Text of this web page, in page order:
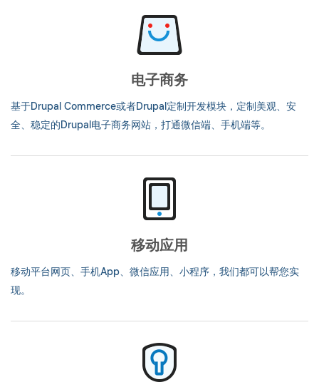
电子商务
基于Drupal Commerce或者Drupal定制开发模块，定制美观、安
全、稳定的Drupal电子商务网站，打通微信端、手机端等。
移动应用
移动平台网页、手机App、微信应用、小程序，我们都可以帮您实
现。